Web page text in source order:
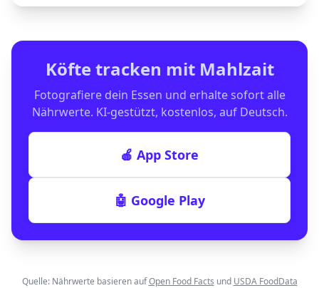
Köftetracken mit Mahlzait
Fotografiere dein Essen und erhalte sofort alle
Nährwerte. KI-gestützt, kostenlos, auf Deutsch.
🍎 App Store
🤖 Google Play
Quelle: Nährwerte basieren auf Open Food Facts und USDA FoodData